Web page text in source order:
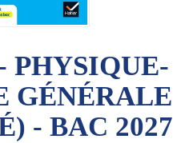
PHYSIQUE-
GÉNÉRALE
- BAC 2027